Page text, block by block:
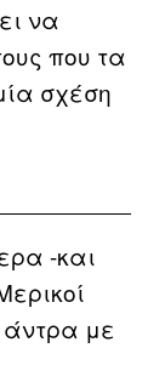
να
που τα
σχέση
-και
άντρα με